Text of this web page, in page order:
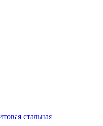
стальная